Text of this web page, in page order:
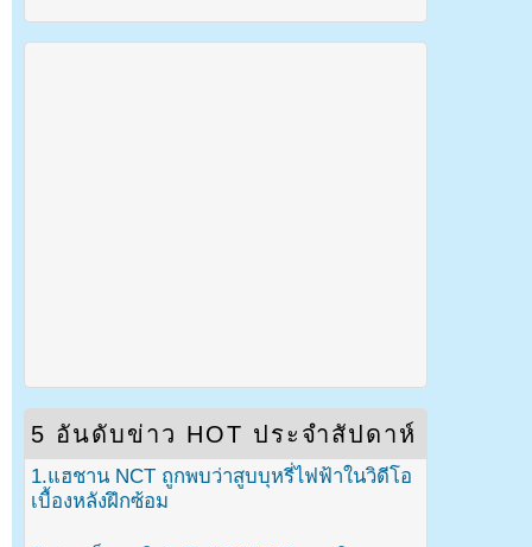
5 อันดับข่าว HOT ประจำสัปดาห์
1.แฮชาน NCT ถูกพบว่าสูบบุหรี่ไฟฟ้าในวิดีโอ
เบื้องหลังฝึกซ้อม